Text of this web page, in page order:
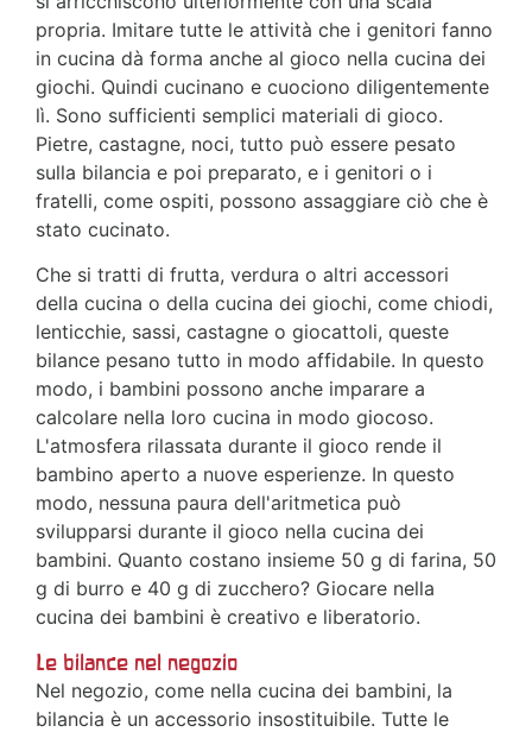
propria. Imitare tutte le attività che i genitori fanno
in cucina dà forma anche al gioco nella cucina dei
giochi. Quindi cucinano e cuociono diligentemente
lì. Sono sufficienti semplici materiali di gioco.
Pietre, castagne, noci, tutto può essere pesato
sulla bilancia e poi preparato, e i genitori o i
fratelli, come ospiti, possono assaggiare ciò che è
stato cucinato.
Che si tratti di frutta, verdura o altri accessori
della cucina o della cucina dei giochi, come chiodi,
lenticchie, sassi, castagne o giocattoli, queste
bilance pesano tutto in modo affidabile. In questo
modo, i bambini possono anche imparare a
calcolare nella loro cucina in modo giocoso.
L'atmosfera rilassata durante il gioco rende il
bambino aperto a nuove esperienze. In questo
modo, nessuna paura dell'aritmetica può
svilupparsi durante il gioco nella cucina dei
bambini. Quanto costano insieme 50 g di farina, 50
g di burro e 40 g di zucchero? Giocare nella
cucina dei bambini è creativo e liberatorio.
Le bilance nel negozio
Nel negozio, come nella cucina dei bambini, la
bilancia è un accessorio insostituibile. Tutte le